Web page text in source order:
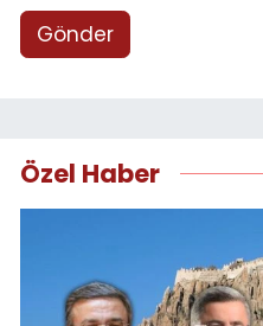
Gönder
Özel Haber